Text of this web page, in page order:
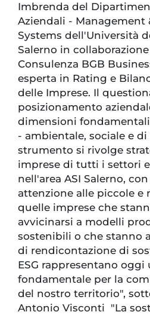
Imbrenda del
Aziendali - Management
Systems dell'Università
Salerno in
Consulenza BGB
esperta in Rating e
delle Imprese. Il
posizionamento
dimensioni
- ambientale, sociale e
strumento si rivolge
imprese di tutti i settori
nell'area ASI Salerno,
attenzione alle piccole e
quelle imprese che
avvicinarsi a modelli
sostenibili o che stanno
di rendicontazione di
ESG rappresentano oggi
fondamentale per la
del nostro territorio",
Antonio Visconti "La